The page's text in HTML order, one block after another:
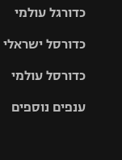
גביע הטוטו
כדורגל עולמי
האלופות
ליגה
כדורסל ישראלי
סל
כדורסל עולמי
ענפים נוספים